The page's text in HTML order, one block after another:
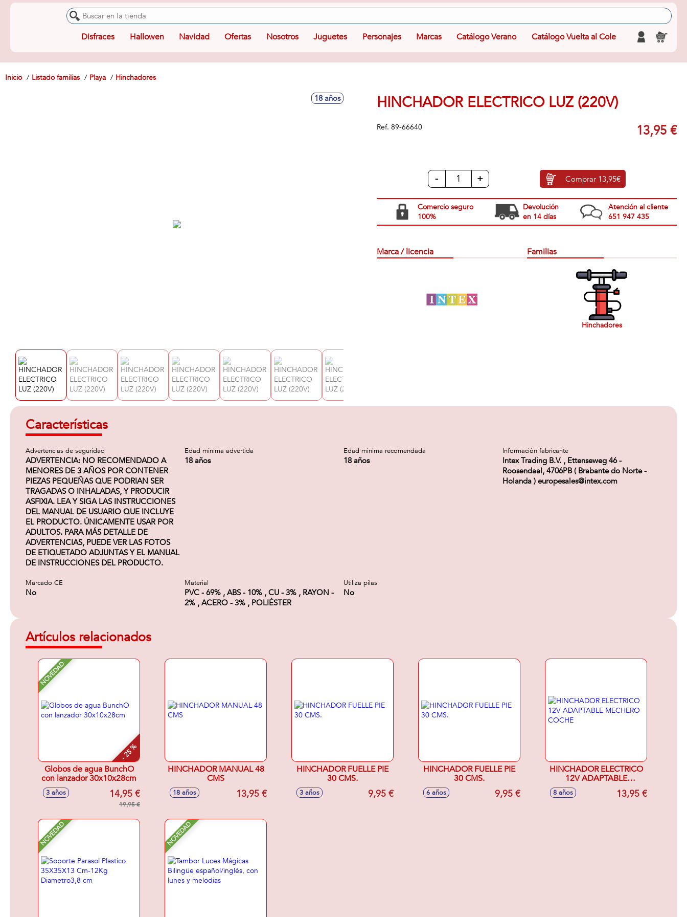
Disfraces Hallowen Navidad Ofertas Nosotros Juguetes Personajes Marcas Catálogo Verano Catálogo Vuelta al Cole
Inicio Listado familias Playa Hinchadores
18 años HINCHADOR ELECTRICO LUZ (220V)
Ref. 89-66640 13,95 €
- + Comprar 13,95€
Comercio seguro
100%
Devolución
en 14 días
Atención al cliente
651 947 435
Marca / licencia Familias
Hinchadores
Características
Advertencias de seguridad
ADVERTENCIA: NO RECOMENDADO A
MENORES DE 3 AÑOS POR CONTENER
PIEZAS PEQUEÑAS QUE PODRIAN SER
TRAGADAS O INHALADAS, Y PRODUCIR
ASFIXIA. LEA Y SIGA LAS INSTRUCCIONES
DEL MANUAL DE USUARIO QUE INCLUYE
EL PRODUCTO. ÚNICAMENTE USAR POR
ADULTOS. PARA MÁS DETALLE DE
ADVERTENCIAS, PUEDE VER LAS FOTOS
DE ETIQUETADO ADJUNTAS Y EL MANUAL
DE INSTRUCCIONES DEL PRODUCTO.
Edad minima advertida
18 años
Edad minima recomendada
18 años
Información fabricante
Intex Trading B.V. , Ettenseweg 46 -
Roosendaal, 4706PB ( Brabante do Norte -
Holanda ) europesales@intex.com
Marcado CE
No
Material
PVC - 69% , ABS - 10% , CU - 3% , RAYON -
2% , ACERO - 3% , POLIÉSTER
Utiliza pilas
No
Artículos relacionados
NOVEDAD
- 25 %
Globos de agua BunchO
con lanzador 30x10x28cm
3 años 14,95 €
19,95 €
HINCHADOR MANUAL 48
CMS
18 años 13,95 €
HINCHADOR FUELLE PIE
30 CMS.
3 años 9,95 €
HINCHADOR FUELLE PIE
30 CMS.
6 años 9,95 €
HINCHADOR ELECTRICO
12V ADAPTABLE
MECHERO COCHE
8 años 13,95 €
NOVEDAD NOVEDAD